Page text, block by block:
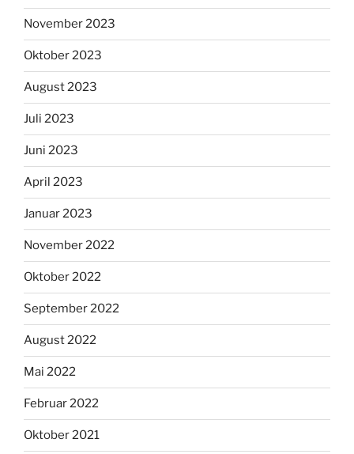
November 2023
Oktober 2023
August 2023
Juli 2023
Juni 2023
April 2023
Januar 2023
November 2022
Oktober 2022
September 2022
August 2022
Mai 2022
Februar 2022
Oktober 2021